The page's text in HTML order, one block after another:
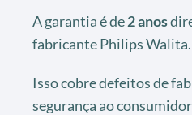
A garantia é de2 anos
fabricante Philips Walita.
Isso cobre defeitos de
segurança ao